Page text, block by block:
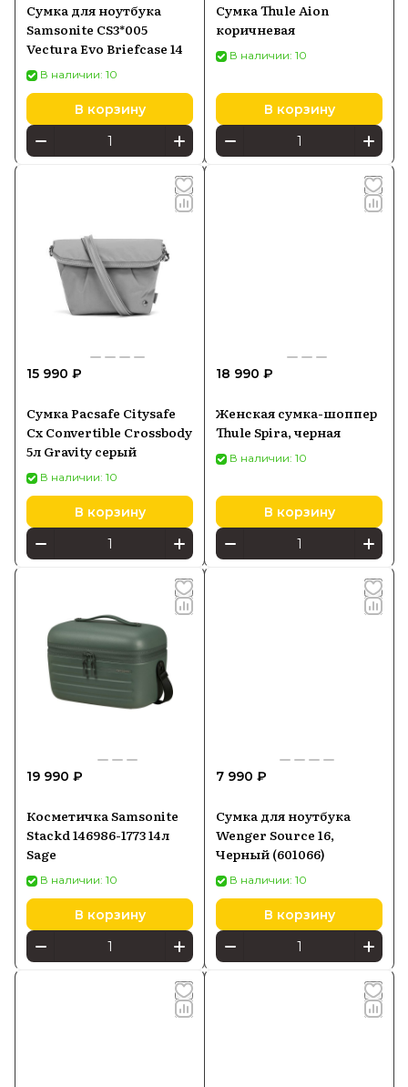
Сумка для ноутбука
Samsonite CS3*005
Vectura Evo Briefcase 14
В наличии: 10
В корзину
Сумка Thule Aion
коричневая
В наличии: 10
В корзину
15 990 ₽
Сумка Pacsafe Citysafe
Cx Convertible Crossbody
5л Gravity серый
В наличии: 10
В корзину
18 990 ₽
Женская сумка-шоппер
Thule Spira, черная
В наличии: 10
В корзину
19 990 ₽
Косметичка Samsonite
Stackd 146986-1773 14л
Sage
В наличии: 10
В корзину
7 990 ₽
Сумка для ноутбука
Wenger Source 16,
Черный (601066)
В наличии: 10
В корзину